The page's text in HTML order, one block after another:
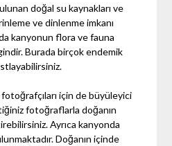
doğal su kaynakları ve
ve dinlenme imkanı
kanyonun flora ve fauna
Burada birçok endemik
için de büyüleyici
fotoğraflarla doğanın
Ayrıca kanyonda
Doğanın içinde